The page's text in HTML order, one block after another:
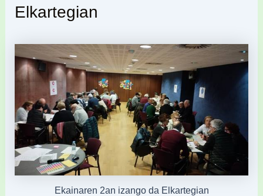
Elkartegian
Ekainaren 2an izango da Elkartegian